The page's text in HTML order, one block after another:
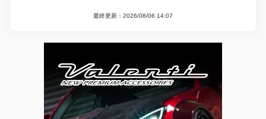
最終更新：2026/08/06 14:07